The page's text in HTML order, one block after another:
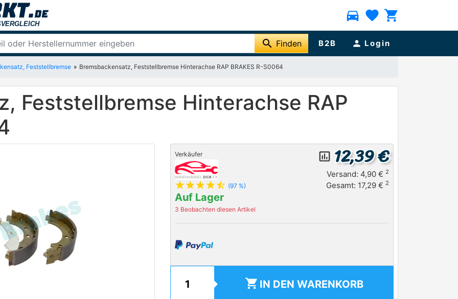
directions_car favorite shopping_cart
search Finden B2B person Login
Feststellbremse Bremsbackensatz, Feststellbremse Hinterachse RAP BRAKES R-S0064
Feststellbremse Hinterachse RAP
Verkäufer
star star star star star_half (97 %)
Auf Lager
3 Beobachten diesen Artikel
insert_chart_outlined 12,39 €
Versand: 4,90 € 2
Gesamt: 17,29 € 2
shopping_cart IN DEN WARENKORB